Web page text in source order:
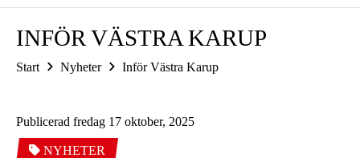
INFÖR VÄSTRA KARUP
Start Nyheter Inför Västra Karup
Publicerad fredag 17 oktober, 2025
NYHETER